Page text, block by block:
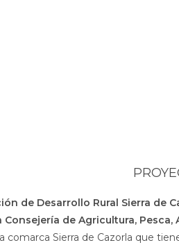
de Desarrollo Rural Sierra de
Consejería de Agricultura,
comarca Sierra de Cazorla que